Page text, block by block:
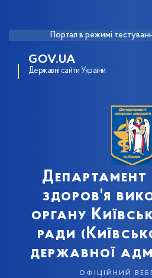
Портал в режимі
GOV.UA
Державні сайти України
здоров'я
органу
ради
державної
офіційний